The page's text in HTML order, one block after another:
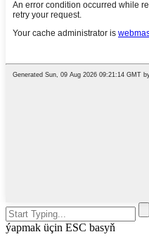
ýapmak üçin ESC basyň